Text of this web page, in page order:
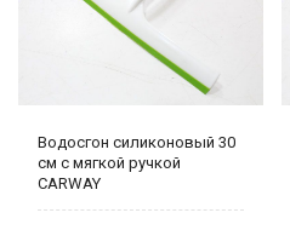
Водосгон силиконовый 30
см с мягкой ручкой
CARWAY